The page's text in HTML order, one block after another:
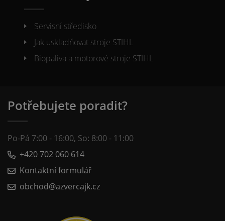
Servisní středisko
Jak uskladňovat stroje STIHL
Biopaliva a motorové stroje STIHL
Potřebujete poradit?
Po-Pá 7:00 - 16:00, So: 8:00 - 11:00
+420 702 060 614
Kontaktní formulář
obchod@azvercajk.cz